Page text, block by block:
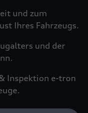
und zum
Ihres Fahrzeugs.
und der
Inspektion e-tron